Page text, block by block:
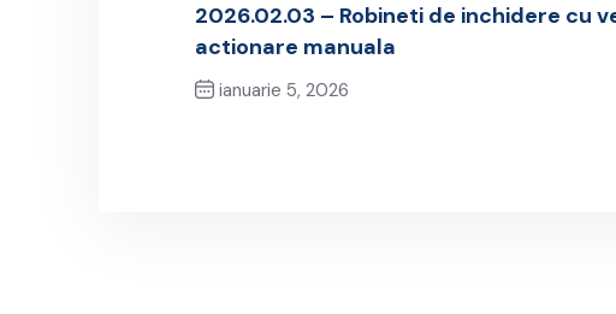
2026.02.03 – Robineti de inchidere cu
actionare manuala
ianuarie 5, 2026